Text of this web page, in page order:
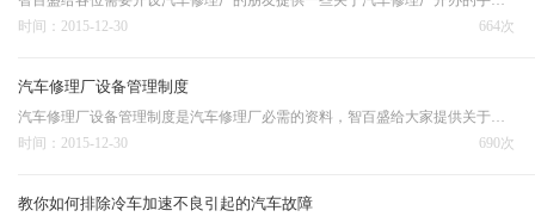
664次
时间：2015-12-30
汽车修理厂设备管理制度
汽车修理厂设备管理制度是汽车修理厂必需的资料，智百盛给大家提供关于汽车修理厂设备管理制度范本供给汽修行业的朋友参考，希望有所帮助：
690次
时间：2015-12-30
教你如何排除冷车加速不良引起的汽车故障